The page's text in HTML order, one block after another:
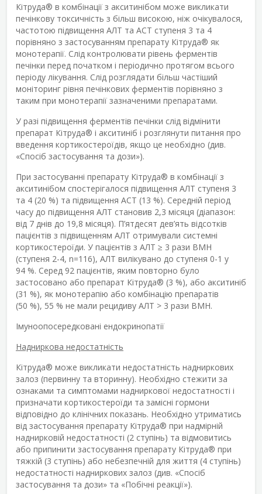
Кітруда® в комбінації з акситинібом може викликати
печінкову токсичність з більш високою, ніж очікувалося,
частотою підвищення АЛТ та АСТ ступеня 3 та 4
порівняно з застосуванням препарату Кітруда® як
монотерапії. Слід контролювати рівень ферментів
печінки перед початком і періодично протягом всього
періоду лікування. Слід розглядати більш частіший
моніторинг рівня печінкових ферментів порівняно з
таким при монотерапії зазначеними препаратами.
У разі підвищення ферментів печінки слід відмінити
препарат Кітруда® і акситиніб і розглянути питання про
введення кортикостероїдів, якщо це необхідно (див.
«Спосіб застосування та дози»).
При застосуванні препарату Кітруда® в комбінації з
акситинібом спостерігалося підвищення АЛТ ступеня 3
та 4 (20 %) та підвищення АСТ (13 %). Середній період
часу до підвищення АЛТ становив 2,3 місяця (діапазон:
від 7 днів до 19,8 місяця). П’ятдесят дев’ять відсотків
пацієнтів з підвищенням АЛТ отримували системні
кортикостероїди. У пацієнтів з АЛТ ≥ 3 рази ВМН
(ступеня 2-4, n=116), АЛТ вилікувано до ступеня 0-1 у
94 %. Серед 92 пацієнтів, яким повторно було
застосовано або препарат Кітруда® (3 %), або акситиніб
(31 %), як монотерапію або комбінацію препаратів
(50 %), 55 % не мали рецидиву АЛT > 3 рази ВМН.
Імуноопосередковані ендокринопатії
Надниркова недостатність
Кітруда® може викликати недостатність надниркових
залоз (первинну та вторинну). Необхідно стежити за
ознаками та симптомами надниркової недостатності і
призначати кортикостероїди та замісні гормони
відповідно до клінічних показань. Необхідно утриматись
від застосування препарату Кітруда® при надмірній
наднирковій недостатності (2 ступінь) та відмовитись
або припинити застосування препарату Кітруда® при
тяжкій (3 ступінь) або небезпечній для життя (4 ступінь)
недостатності надниркових залоз (див. «Спосіб
застосування та дози» та «Побічні реакції»).